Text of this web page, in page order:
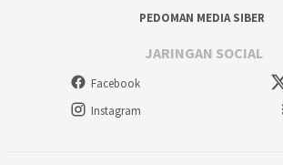
PEDOMAN MEDIA SIBER
JARINGAN SOCIAL
Facebook
Instagram